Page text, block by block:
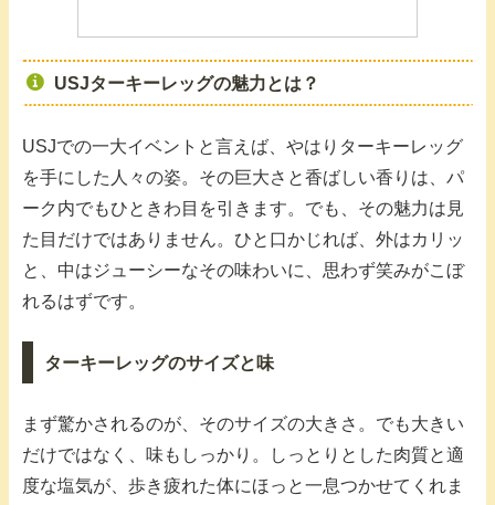
USJターキーレッグの魅力とは？
USJでの一大イベントと言えば、やはりターキーレッグ
を手にした人々の姿。その巨大さと香ばしい香りは、パ
ーク内でもひときわ目を引きます。でも、その魅力は見
た目だけではありません。ひと口かじれば、外はカリッ
と、中はジューシーなその味わいに、思わず笑みがこぼ
れるはずです。
ターキーレッグのサイズと味
まず驚かされるのが、そのサイズの大きさ。でも大きい
だけではなく、味もしっかり。しっとりとした肉質と適
度な塩気が、歩き疲れた体にほっと一息つかせてくれま